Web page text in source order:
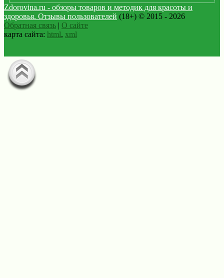
Zdorovina.ru - обзоры товаров и методик для красоты и
здоровья. Отзывы пользователей (18+) © 2015 - 2026
Обратная связь | О сайте
карта сайта: html, xml